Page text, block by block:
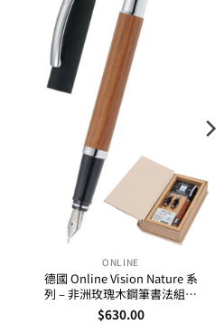
ONLINE
德國 Online Vision Nature 系
列 – 非洲玫瑰木鋼筆書法組合
(36785)
$630.00